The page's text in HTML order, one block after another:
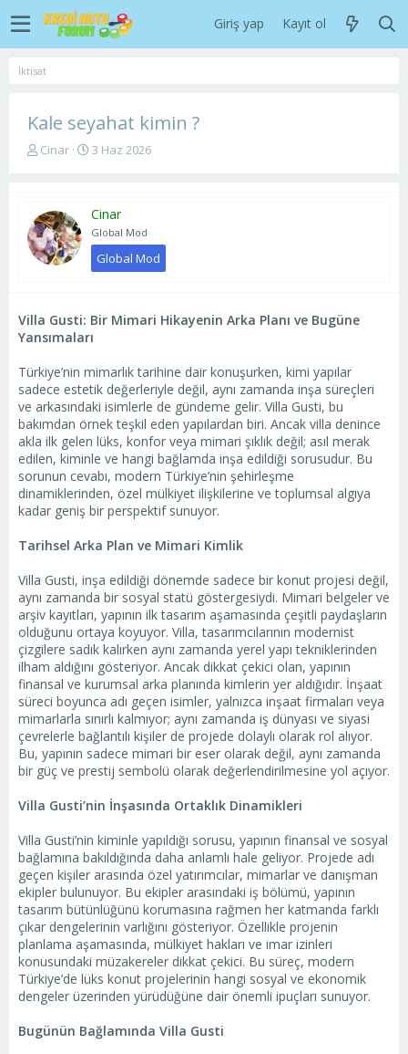
Giriş yap Kayıt ol
İktisat
Kale seyahat kimin ?
K
y
u
b
a
t
a
Cinar
B
a
n
g
a
r
i
i
3 Haz 2026
Cinar
Global Mod
Global Mod
Villa Gusti: Bir Mimari Hikayenin Arka Planı ve Bugüne
Yansımaları
Türkiye’nin mimarlık tarihine dair konuşurken, kimi yapılar
sadece estetik değerleriyle değil, aynı zamanda inşa süreçleri
ve arkasındaki isimlerle de gündeme gelir. Villa Gusti, bu
bakımdan örnek teşkil eden yapılardan biri. Ancak villa denince
akla ilk gelen lüks, konfor veya mimari şıklık değil; asıl merak
edilen, kiminle ve hangi bağlamda inşa edildiği sorusudur. Bu
sorunun cevabı, modern Türkiye’nin şehirleşme
dinamiklerinden, özel mülkiyet ilişkilerine ve toplumsal algıya
kadar geniş bir perspektif sunuyor.
Tarihsel Arka Plan ve Mimari Kimlik
Villa Gusti, inşa edildiği dönemde sadece bir konut projesi değil,
aynı zamanda bir sosyal statü göstergesiydi. Mimari belgeler ve
arşiv kayıtları, yapının ilk tasarım aşamasında çeşitli paydaşların
olduğunu ortaya koyuyor. Villa, tasarımcılarının modernist
çizgilere sadık kalırken aynı zamanda yerel yapı tekniklerinden
ilham aldığını gösteriyor. Ancak dikkat çekici olan, yapının
finansal ve kurumsal arka planında kimlerin yer aldığıdır. İnşaat
süreci boyunca adı geçen isimler, yalnızca inşaat firmaları veya
mimarlarla sınırlı kalmıyor; aynı zamanda iş dünyası ve siyasi
çevrelerle bağlantılı kişiler de projede dolaylı olarak rol alıyor.
Bu, yapının sadece mimari bir eser olarak değil, aynı zamanda
bir güç ve prestij sembolü olarak değerlendirilmesine yol açıyor.
Villa Gusti’nin İnşasında Ortaklık Dinamikleri
Villa Gusti’nin kiminle yapıldığı sorusu, yapının finansal ve sosyal
bağlamına bakıldığında daha anlamlı hale geliyor. Projede adı
geçen kişiler arasında özel yatırımcılar, mimarlar ve danışman
ekipler bulunuyor. Bu ekipler arasındaki iş bölümü, yapının
tasarım bütünlüğünü korumasına rağmen her katmanda farklı
çıkar dengelerinin varlığını gösteriyor. Özellikle projenin
planlama aşamasında, mülkiyet hakları ve imar izinleri
konusundaki müzakereler dikkat çekici. Bu süreç, modern
Türkiye’de lüks konut projelerinin hangi sosyal ve ekonomik
dengeler üzerinden yürüdüğüne dair önemli ipuçları sunuyor.
Bugünün Bağlamında Villa Gusti